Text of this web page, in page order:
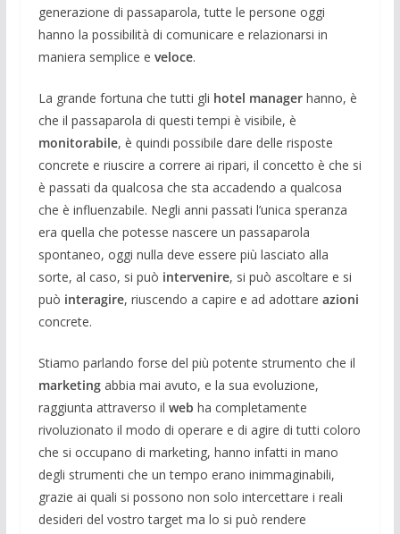
generazione di passaparola, tutte le persone oggi
hanno la possibilità di comunicare e relazionarsi in
maniera semplice e veloce.
La grande fortuna che tutti gli hotel managerhanno, è
che il passaparola di questi tempi è visibile, è
monitorabile, è quindi possibile dare delle risposte
concrete e riuscire a correre ai ripari, il concetto è che si
è passati da qualcosa che sta accadendo a qualcosa
che è influenzabile. Negli anni passati l’unica speranza
era quella che potesse nascere un passaparola
spontaneo, oggi nulla deve essere più lasciato alla
sorte, al caso, si può intervenire, si può ascoltare e si
può interagire, riuscendo a capire e ad adottare azioni
concrete.
Stiamo parlando forse del più potente strumento che il
marketingabbia mai avuto, e la sua evoluzione,
raggiunta attraverso il web ha completamente
rivoluzionato il modo di operare e di agire di tutti coloro
che si occupano di marketing, hanno infatti in mano
degli strumenti che un tempo erano inimmaginabili,
grazie ai quali si possono non solo intercettare i reali
desideri del vostro target ma lo si può rendere